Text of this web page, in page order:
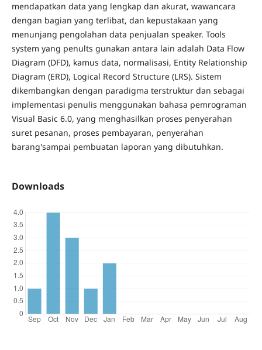
mendapatkan data yang lengkap dan akurat, wawancara
dengan bagian yang terlibat, dan kepustakaan yang
menunjang pengolahan data penjualan speaker. Tools
system yang penults gunakan antara lain adalah Data Flow
Diagram (DFD), kamus data, normalisasi, Entity Relationship
Diagram (ERD), Logical Record Structure (LRS). Sistem
dikembangkan dengan paradigma terstruktur dan sebagai
implementasi penulis menggunakan bahasa pemrograman
Visual Basic 6.0, yang menghasilkan proses penyerahan
suret pesanan, proses pembayaran, penyerahan
barang'sampai pembuatan laporan yang dibutuhkan.
Downloads